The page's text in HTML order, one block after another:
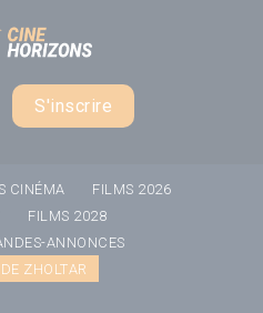
S'inscrire
CINÉMA
FILMS 2026
FILMS 2028
ANNONCES
ZHOLTAR